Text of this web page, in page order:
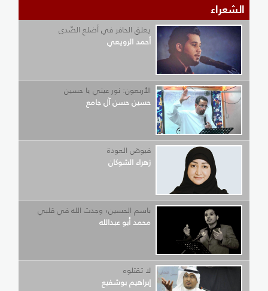
الشعراء
يعلق الحافر في أضلع الصّدى
أحمد الرويعي
الأربعون: نور عيني يا حسين
حسين حسن آل جامع
فيوض العودة
زهراء الشوكان
باسم الحسين؛ وجدت الله في قلبي
محمد أبو عبدالله
لا تقتلوه
إبراهيم بوشفيع